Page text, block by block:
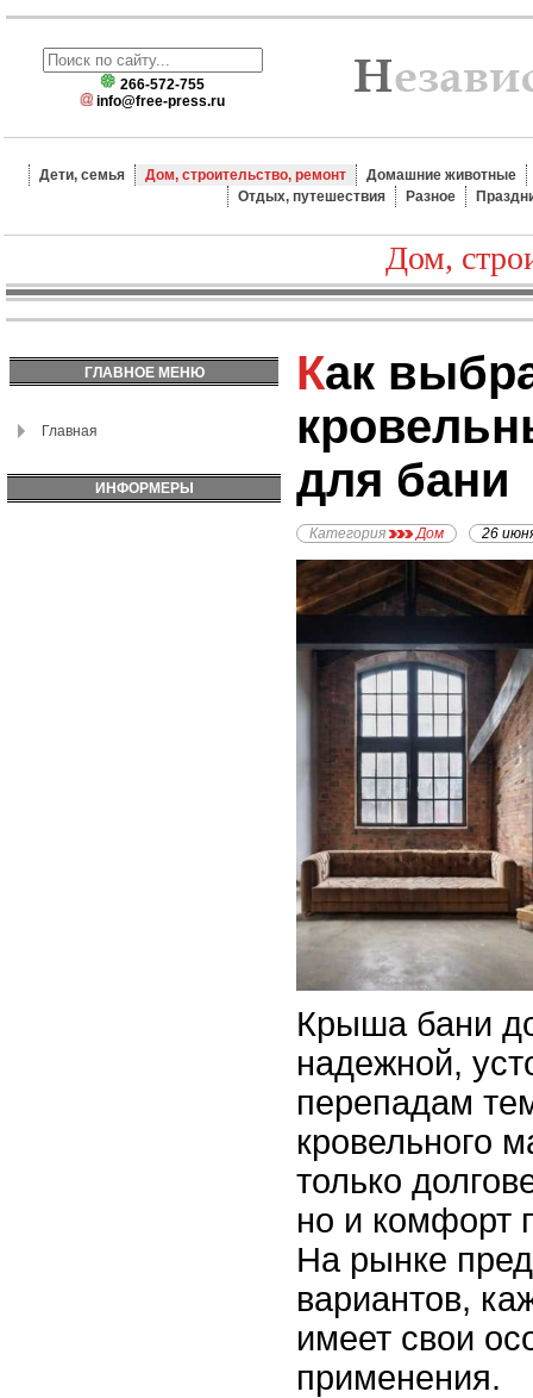
266-572-755
info@free-press.ru
Дети, семья Дом, строительство, ремонт
Домашние животные
Отдых, путешествия
Разное
Дом,
ГЛАВНОЕ МЕНЮ
Главная
ИНФОРМЕРЫ
Как выбрать
для бани
Категория Дом 26
Крыша бани
надежной,
перепадам
кровельного
только
но и комфорт
На рынке
вариантов,
имеет свои
применения.